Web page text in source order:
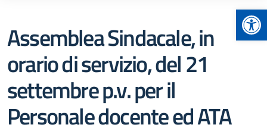
Assemblea Sindacale, in
orario di servizio, del 21
settembre p.v. per il
Personale docente ed ATA